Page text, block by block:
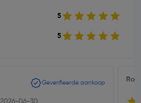
5
5
Geverifieerde aankoop
2026-06-30